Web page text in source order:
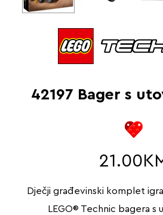
42197 Bager s
21.00
Dječji građevinski komplet
LEGO® Technic bagera s